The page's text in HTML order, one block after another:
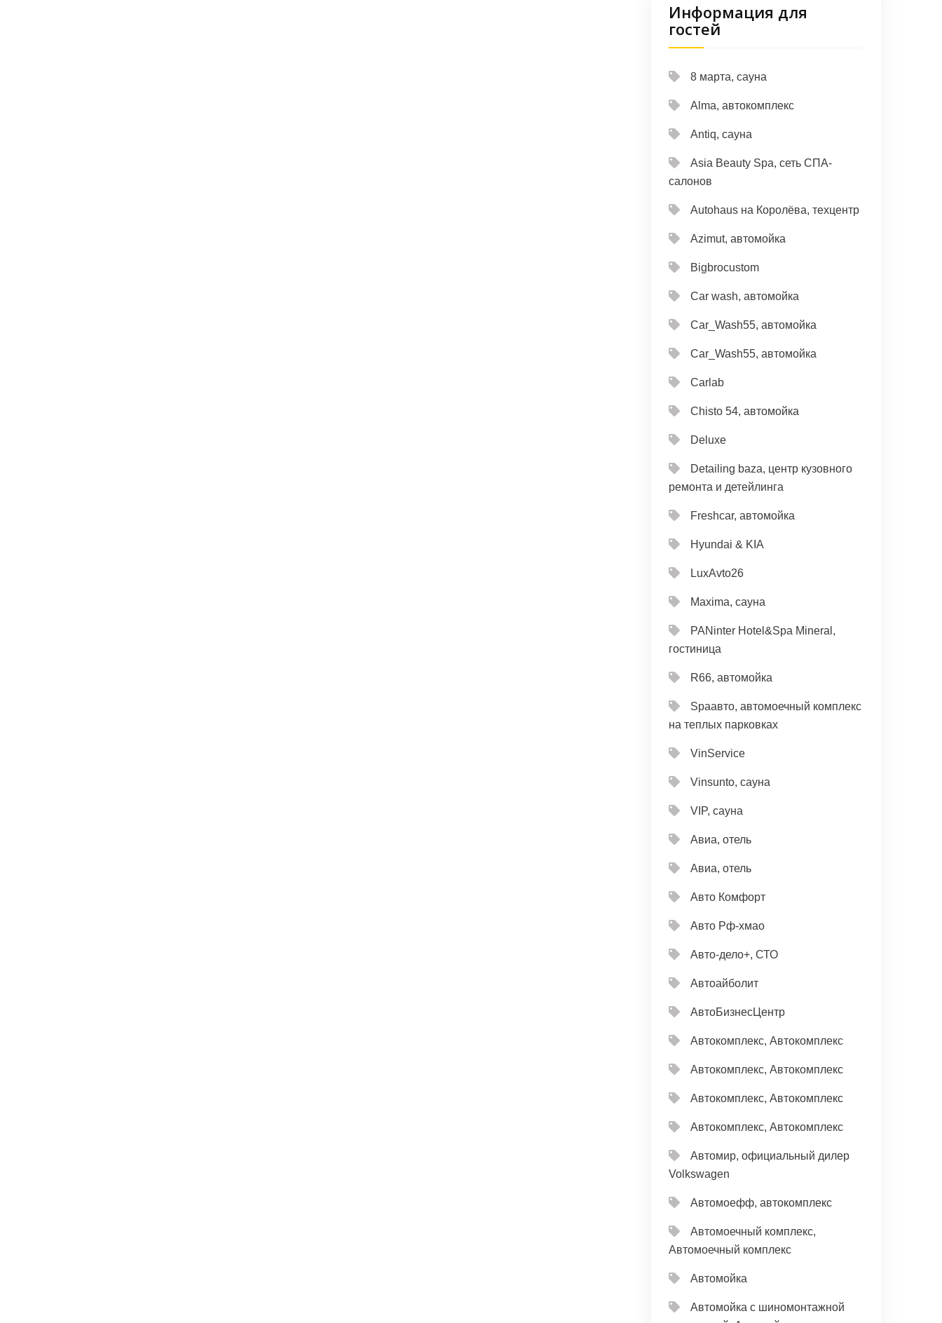
Информация для
гостей
8 марта, сауна
Alma, автокомплекс
Antiq, сауна
Asia Beauty Spa, сеть СПА-
салонов
Autohaus на Королёва, техцентр
Azimut, автомойка
Bigbrocustom
Car wash, автомойка
Car_Wash55, автомойка
Car_Wash55, автомойка
Carlab
Chisto 54, автомойка
Deluxe
Detailing baza, центр кузовного
ремонта и детейлинга
Freshcar, автомойка
Hyundai & KIA
LuxAvto26
Maxima, сауна
PANinter Hotel&Spa Mineral,
гостиница
R66, автомойка
Spaавто, автомоечный комплекс
на теплых парковках
VinService
Vinsunto, сауна
VIP, сауна
Авиа, отель
Авиа, отель
Авто Комфорт
Авто Рф-хмао
Авто-дело+, СТО
Автоайболит
АвтоБизнесЦентр
Автокомплекс, Автокомплекс
Автокомплекс, Автокомплекс
Автокомплекс, Автокомплекс
Автокомплекс, Автокомплекс
Автомир, официальный дилер
Volkswagen
Автомоефф, автокомплекс
Автомоечный комплекс,
Автомоечный комплекс
Автомойка
Автомойка с шиномонтажной